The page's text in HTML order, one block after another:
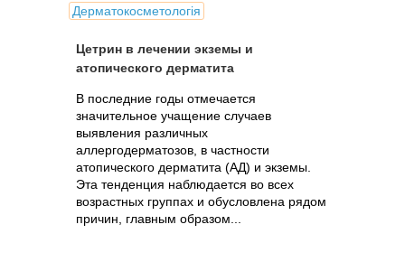
Дерматокосметологія
Цетрин в лечении экземы и
атопического дерматита
В последние годы отмечается
значительное учащение случаев
выявления различных
аллергодерматозов, в частности
атопического дерматита (АД) и экземы.
Эта тенденция наблюдается во всех
возрастных группах и обусловлена рядом
причин, главным образом...